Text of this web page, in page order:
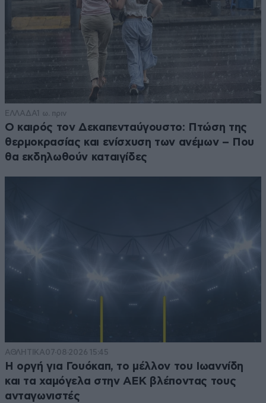
ΕΛΛΑΔΑ1 ω. πριν
Ο καιρός τον Δεκαπενταύγουστο: Πτώση της
θερμοκρασίας και ενίσχυση των ανέμων – Που
θα εκδηλωθούν καταιγίδες
ΑΘΛΗΤΙΚΑ07·08·2026 15:45
Η οργή για Γουόκαπ, το μέλλον του Ιωαννίδη
και τα χαμόγελα στην ΑΕΚ βλέποντας τους
ανταγωνιστές